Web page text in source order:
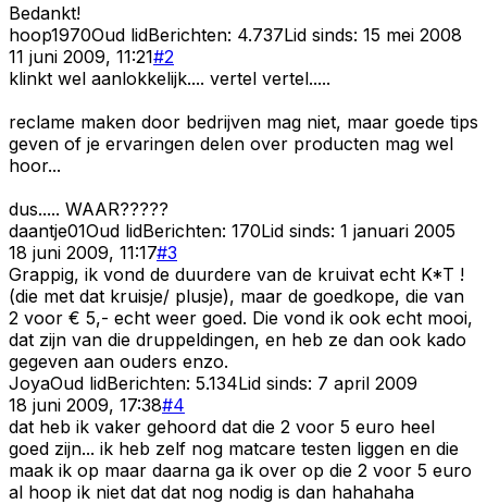
Bedankt!
hoop1970Oud lidBerichten: 4.737Lid sinds: 15 mei 2008
11 juni 2009, 11:21#2
klinkt wel aanlokkelijk.... vertel vertel.....
reclame maken door bedrijven mag niet, maar goede tips
geven of je ervaringen delen over producten mag wel
hoor...
dus..... WAAR?????
daantje01Oud lidBerichten: 170Lid sinds: 1 januari 2005
18 juni 2009, 11:17#3
Grappig, ik vond de duurdere van de kruivat echt K*T !
(die met dat kruisje/ plusje), maar de goedkope, die van
2 voor € 5,- echt weer goed. Die vond ik ook echt mooi,
dat zijn van die druppeldingen, en heb ze dan ook kado
gegeven aan ouders enzo.
JoyaOud lidBerichten: 5.134Lid sinds: 7 april 2009
18 juni 2009, 17:38#4
dat heb ik vaker gehoord dat die 2 voor 5 euro heel
goed zijn... ik heb zelf nog matcare testen liggen en die
maak ik op maar daarna ga ik over op die 2 voor 5 euro
al hoop ik niet dat dat nog nodig is dan hahahaha